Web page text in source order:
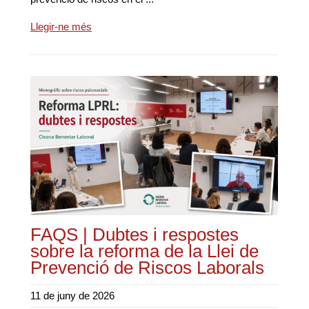
Llegir-ne més
FAQS | Dubtes i respostes
sobre la reforma de la Llei de
Prevenció de Riscos Laborals
11 de juny de 2026